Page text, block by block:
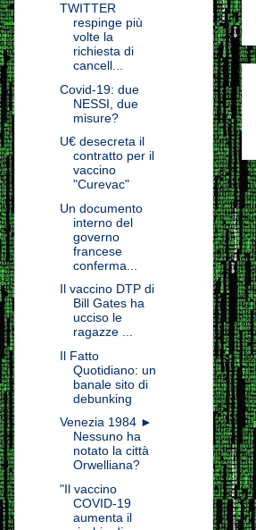
TWITTER
respinge più
volte la
richiesta di
cancell...
Covid-19: due
NESSI, due
misure?
U€ desecreta il
contratto per il
vaccino
"Curevac"
Un documento
interno del
governo
francese
conferma...
Il vaccino DTP di
Bill Gates ha
ucciso le
ragazze ...
Il Fatto
Quotidiano: un
banale sito di
debunking
Venezia 1984 ►
Nessuno ha
notato la città
Orwelliana?
"Il vaccino
COVID-19
aumenta il